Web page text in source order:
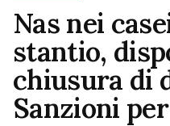
Nas nei
stantio,
chiusura di
Sanzioni